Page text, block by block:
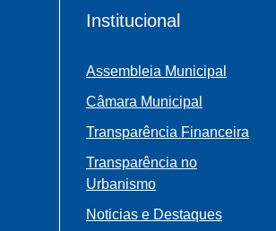
Institucional
Assembleia Municipal
Câmara Municipal
Transparência Financeira
Transparência no
Urbanismo
Noticias e Destaques